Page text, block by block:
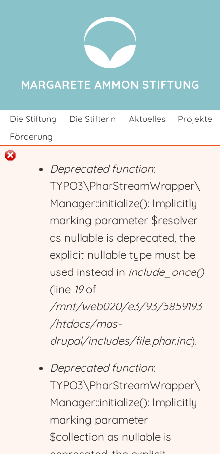
Die Stiftung Die Stifterin Aktuelles
Projekte
Förderung
Deprecated function:
TYPO3\PharStreamWrapper\
Manager::initialize(): Implicitly
marking parameter $resolver
as nullable is deprecated, the
explicit nullable type must be
used instead in include_once()
(line 19of
/mnt/web020/e3/93/5859193
/htdocs/mas-
drupal/includes/file.phar.inc).
Deprecated function:
TYPO3\PharStreamWrapper\
Manager::initialize(): Implicitly
marking parameter
$collection as nullable is